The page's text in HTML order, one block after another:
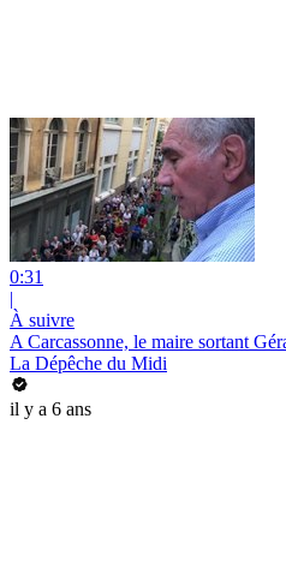
0:31
|
À suivre
A Carcassonne, le maire sortant
La Dépêche du Midi
il y a 6 ans